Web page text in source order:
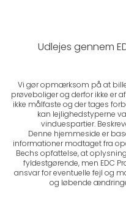
Udlejes gennem
Vi gør opmærksom på at
prøveboliger og derfor ikke er
ikke målfaste og der tages
kan lejlighedstyperne
vinduespartier.
Denne hjemmeside er
informationer modtaget fra
Bechs opfattelse, at
fyldestgørende, men EDC
ansvar for eventuelle fejl og
og løbende